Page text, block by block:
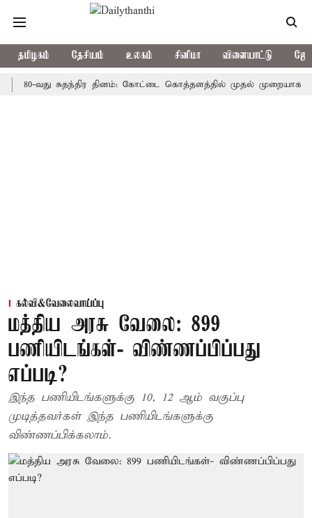
தமிழகம் தேசியம் உலகம் சினிமா விளையாட்டு
வது சுதந்திர தினம்: கோட்டை கொத்தளத்தில் முதல் முறையாக தேசிய
கல்வி&வேலைவாய்ப்பு
மத்திய அரசு வேலை: 899
பணியிடங்கள்- விண்ணப்பிப்பது
எப்படி?
இந்த பணியிடங்களுக்கு 10, 12 ஆம் வகுப்பு
முடித்தவர்கள் இந்த பணியிடங்களுக்கு
விண்ணப்பிக்கலாம்.